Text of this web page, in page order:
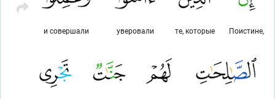
Поистине,
те, которые
уверовали
и совершали